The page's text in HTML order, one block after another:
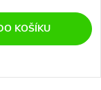
KOŠÍKU